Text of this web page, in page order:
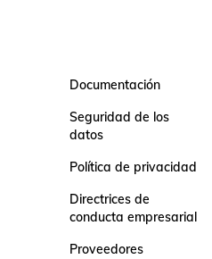
Documentación
Seguridad de los
datos
Política de privacidad
Directrices de
conducta empresarial
Proveedores